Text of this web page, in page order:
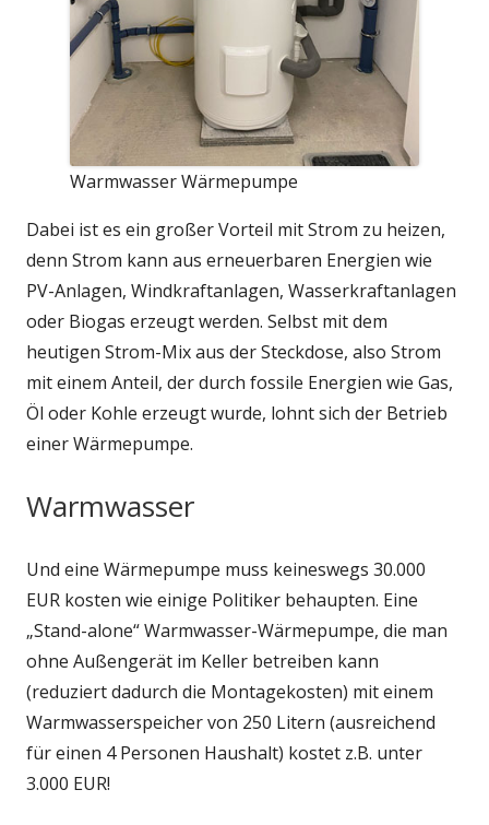
Warmwasser Wärmepumpe
Dabei ist es ein großer Vorteil mit Strom zu heizen,
denn Strom kann aus erneuerbaren Energien wie
PV-Anlagen, Windkraftanlagen, Wasserkraftanlagen
oder Biogas erzeugt werden. Selbst mit dem
heutigen Strom-Mix aus der Steckdose, also Strom
mit einem Anteil, der durch fossile Energien wie Gas,
Öl oder Kohle erzeugt wurde, lohnt sich der Betrieb
einer Wärmepumpe.
Warmwasser
Und eine Wärmepumpe muss keineswegs 30.000
EUR kosten wie einige Politiker behaupten. Eine
„Stand-alone“ Warmwasser-Wärmepumpe, die man
ohne Außengerät im Keller betreiben kann
(reduziert dadurch die Montagekosten) mit einem
Warmwasserspeicher von 250 Litern (ausreichend
für einen 4 Personen Haushalt) kostet z.B. unter
3.000 EUR!